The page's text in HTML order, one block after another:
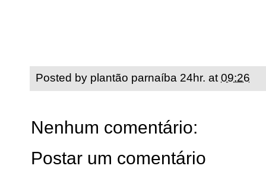
Posted by plantão parnaíba 24hr. at 09:26
Nenhum comentário:
Postar um comentário